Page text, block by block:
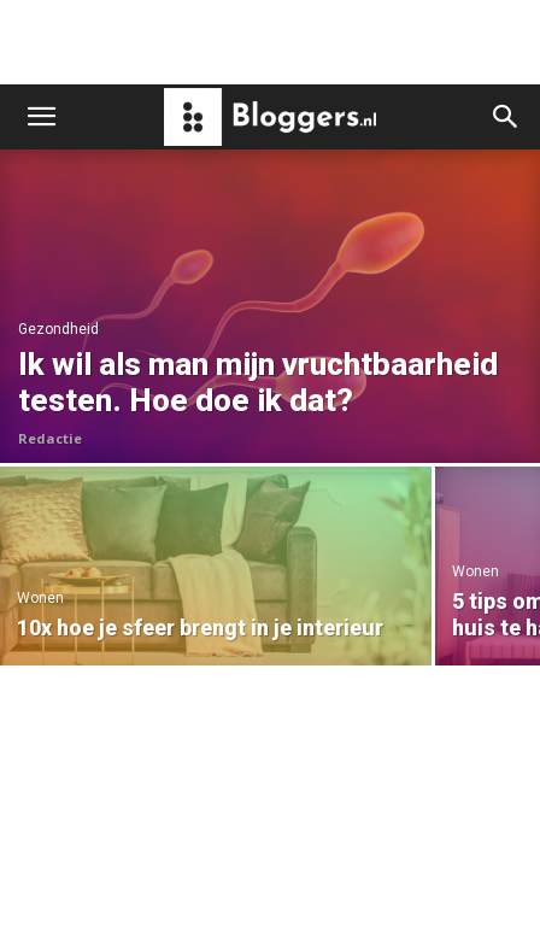
Gezondheid
Ik wil als man mijn vruchtbaarheid
testen. Hoe doe ik dat?
Redactie
Wonen
10x hoe je sfeer brengt in je interieur
Wonen
5 tips
huis te